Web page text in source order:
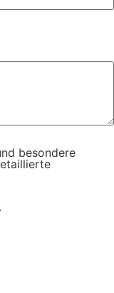
besondere